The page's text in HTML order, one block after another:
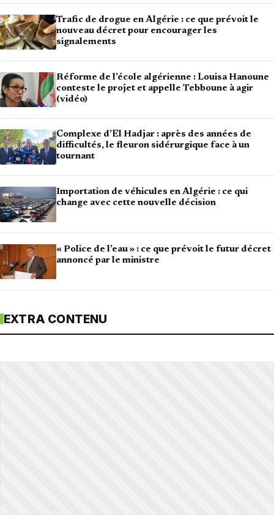
Trafic de drogue en Algérie : ce que prévoit le
nouveau décret pour encourager les
signalements
Réforme de l’école algérienne : Louisa Hanoune
conteste le projet et appelle Tebboune à agir
(vidéo)
Complexe d’El Hadjar : après des années de
difficultés, le fleuron sidérurgique face à un
tournant
Importation de véhicules en Algérie : ce qui
change avec cette nouvelle décision
« Police de l’eau » : ce que prévoit le futur décret
annoncé par le ministre
EXTRA CONTENU